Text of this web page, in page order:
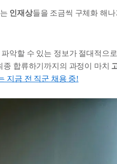
인재상들을 조금씩 구체화 해나
악할 수 있는 정보가 절대적으
합류하기까지의 과정이 마치
지금 전 직군 채용 중!